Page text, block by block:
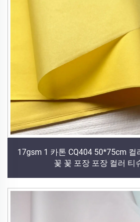
17gsm 1 카톤 CQ404 50*75cm 컬
꽃 꽃 포장 포장 컬러 티